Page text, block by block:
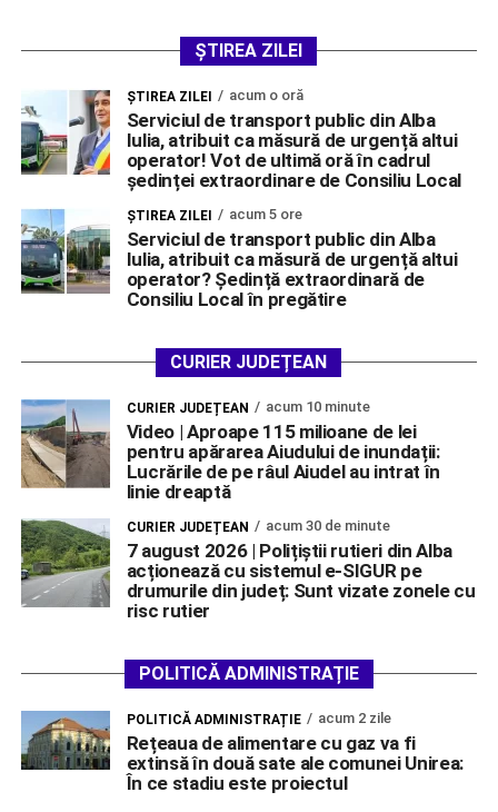
ȘTIREA ZILEI
ŞTIREA ZILEI acum o oră
Serviciul de transport public din Alba
Iulia, atribuit ca măsură de urgență altui
operator! Vot de ultimă oră în cadrul
ședinței extraordinare de Consiliu Local
ŞTIREA ZILEI acum 5 ore
Serviciul de transport public din Alba
Iulia, atribuit ca măsură de urgență altui
operator? Ședință extraordinară de
Consiliu Local în pregătire
CURIER JUDEȚEAN
CURIER JUDEȚEAN acum 10 minute
Video | Aproape 115 milioane de lei
pentru apărarea Aiudului de inundații:
Lucrările de pe râul Aiudel au intrat în
linie dreaptă
CURIER JUDEȚEAN acum 30 de minute
7 august 2026 | Polițiștii rutieri din Alba
acționează cu sistemul e-SIGUR pe
drumurile din județ: Sunt vizate zonele cu
risc rutier
POLITICĂ ADMINISTRAȚIE
POLITICĂ ADMINISTRAȚIE acum 2 zile
Rețeaua de alimentare cu gaz va fi
extinsă în două sate ale comunei Unirea:
În ce stadiu este proiectul